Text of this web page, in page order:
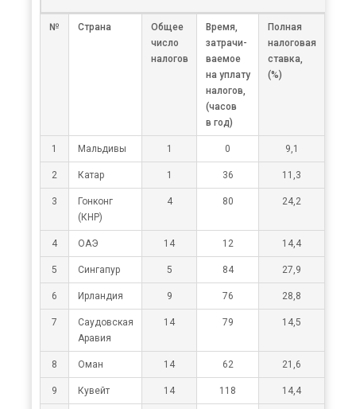
№ Страна
Общее
число
налогов
Время,
затрачи-
ваемое
на уплату
налогов,
(часов
в год)
Полная
налоговая
ставка,
(%)
1 Мальдивы 1 0 9,1
2 Катар 1 36 11,3
3
Гонконг
(КНР)
4 80 24,2
4 ОАЭ 14 12 14,4
5 Сингапур 5 84 27,9
6 Ирландия 9 76 28,8
7
Саудовская
Аравия
14 79 14,5
8 Оман 14 62 21,6
9 Кувейт 14 118 14,4
×